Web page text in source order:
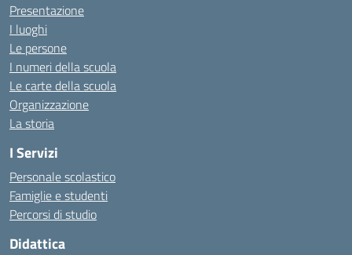
Presentazione
I luoghi
Le persone
I numeri della scuola
Le carte della scuola
Organizzazione
La storia
I Servizi
Personale scolastico
Famiglie e studenti
Percorsi di studio
Didattica